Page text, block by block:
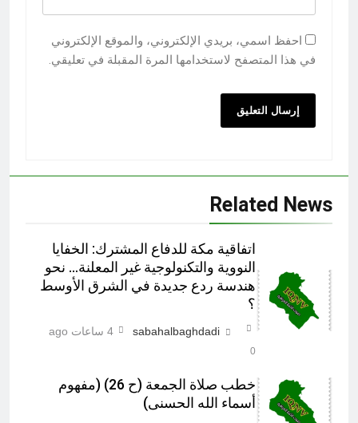
احفظ اسمي، بريدي الإلكتروني، والموقع الإلكتروني
في هذا المتصفح لاستخدامها المرة المقبلة في تعليقي.
Related News
اتفاقية مكة للدفاع المشترك: الخفايا
النووية والتكنولوجية غير المعلنة… نحو
هندسة ردع جديدة في الشرق الأوسط
؟
sabahalbaghdadi 4 ساعات ago
0
خطب صلاة الجمعة (ح 26) (مفهوم
أسماء الله الحسنى)